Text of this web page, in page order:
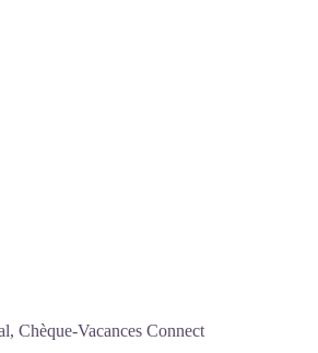
Chèque-Vacances Connect